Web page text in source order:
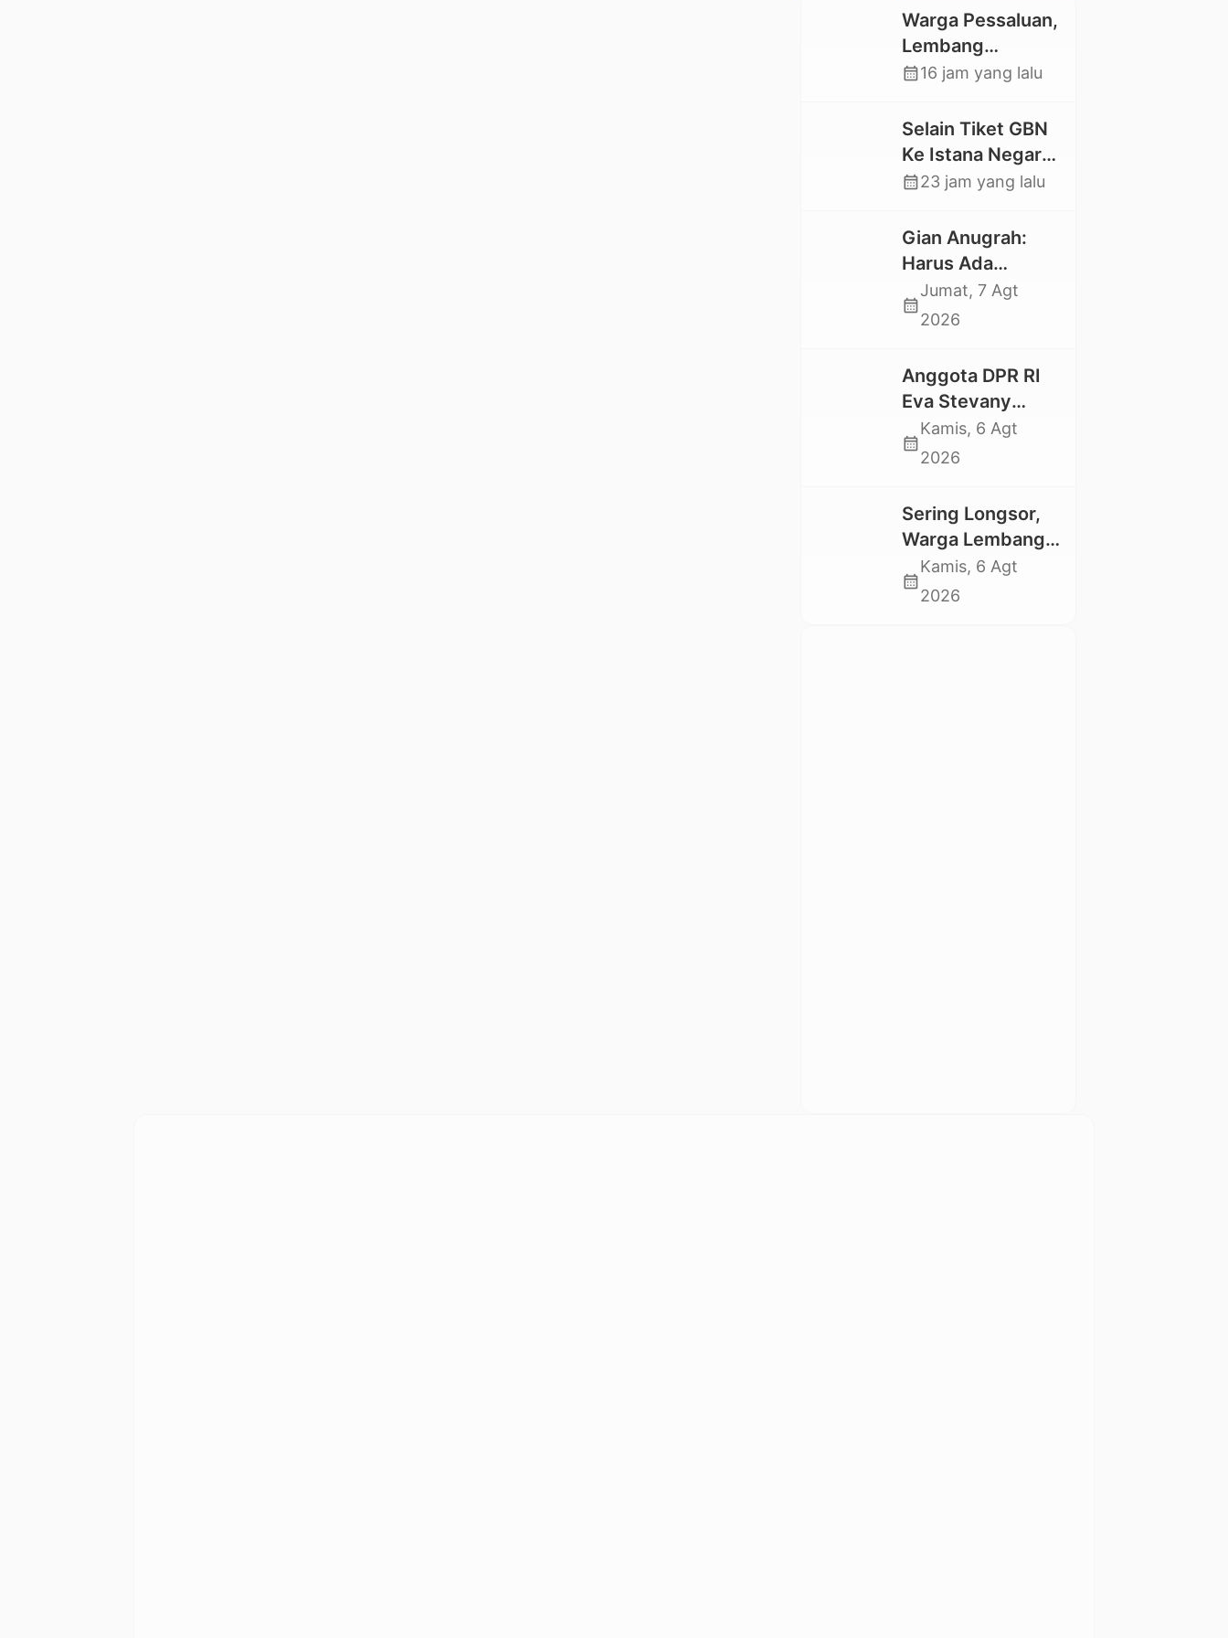
Warga Pessaluan,
Lembang
Gandangbatu
Jalan Kabupaten
calendar_month16 jam yang lalu
Selain Tiket GBN
Ke Istana Negara,
Mahasiswa UKI
juga Lolos ke
Pekan Seni
Mahasiswa
Nasional 2026
calendar_month23 jam yang lalu
Gian Anugrah:
Harus Ada
Kepastian Hukum
Hilangnya Stoner,
tidak Larut dalam
Trauma dan
Kesedihan
Berkepanjangan
calendar_month
Jumat, 7 Agt
2026
Anggota DPR RI
Eva Stevany
Rataba Salurkan
Bantuan Bagi
Longsor di Buntu
Pepasan
calendar_month
Kamis, 6 Agt
2026
Sering Longsor,
Warga Lembang
Gasing Swadaya
Bangun Plat
calendar_month
Kamis, 6 Agt
2026